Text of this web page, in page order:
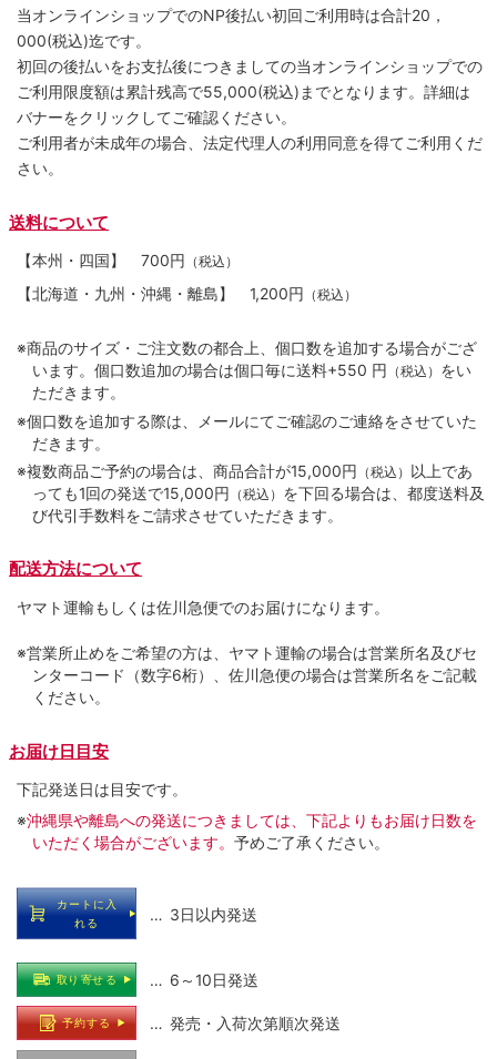
当オンラインショップでのNP後払い初回ご利用時は合計20，
000(税込)迄です。
初回の後払いをお支払後につきましての当オンラインショップでの
ご利用限度額は累計残高で55,000(税込)までとなります。詳細は
バナーをクリックしてご確認ください。
ご利用者が未成年の場合、法定代理人の利用同意を得てご利用くだ
さい。
送料について
【本州・四国】 700円 （税込）
【北海道・九州・沖縄・離島】 1,200円 （税込）
※商品のサイズ・ご注文数の都合上、個口数を追加する場合がござ
います。個口数追加の場合は個口毎に送料+550 円 （税込） をい
ただきます。
※個口数を追加する際は、メールにてご確認のご連絡をさせていた
だきます。
※複数商品ご予約の場合は、商品合計が15,000円 （税込） 以上であ
っても1回の発送で15,000円 （税込） を下回る場合は、都度送料及
び代引手数料をご請求させていただきます。
配送方法について
ヤマト運輸もしくは佐川急便でのお届けになります。
※営業所止めをご希望の方は、ヤマト運輸の場合は営業所名及びセ
ンターコード（数字6桁）、佐川急便の場合は営業所名をご記載
ください。
お届け日目安
下記発送日は目安です。
※沖縄県や離島への発送につきましては、下記よりもお届け日数を
いただく場合がございます。 予めご了承ください。
カートに入
れる
… 3日以内発送
取り寄せる … 6～10日発送
予約する … 発売・入荷次第順次発送